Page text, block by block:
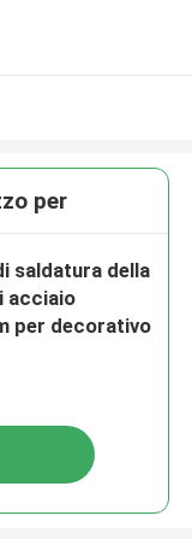
per
saldatura della
acciaio
per decorativo